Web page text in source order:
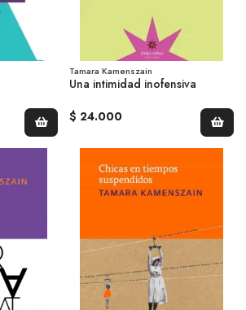
Tamara Kamenszain
Una intimidad inofensiva
$ 24.000